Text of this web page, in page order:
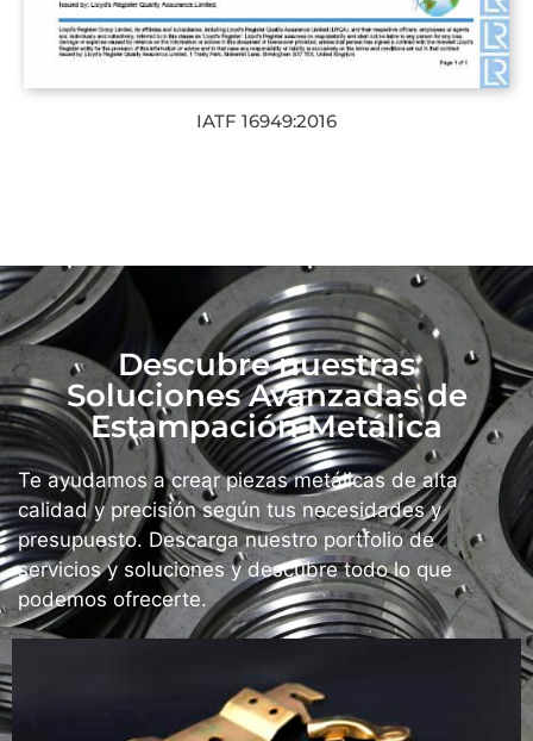
IATF 16949:2016
Descubre nuestras
Soluciones Avanzadas de
Estampación Metálica
Te ayudamos a crear piezas metálicas de alta
calidad y precisión según tus necesidades y
presupuesto. Descarga nuestro portfolio de
servicios y soluciones y descubre todo lo que
podemos ofrecerte.